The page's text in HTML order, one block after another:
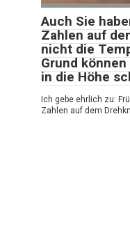
Auch Sie
Zahlen auf
nicht die
Grund
in die Höhe
Ich gebe ehrlich zu:
Zahlen auf dem